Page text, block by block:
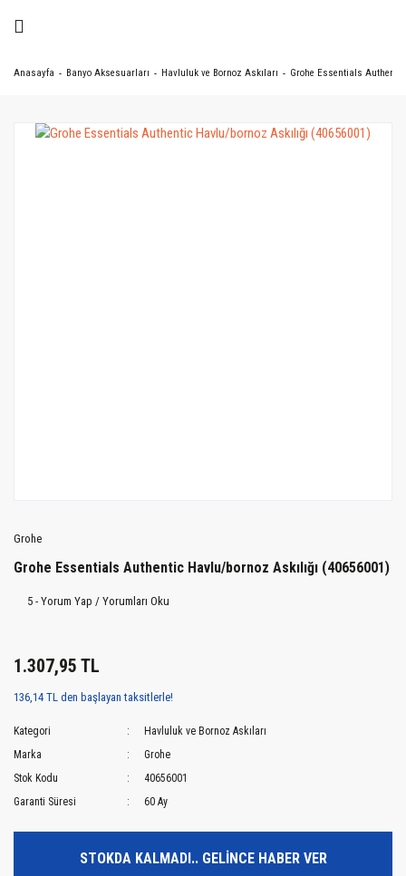
Anasayfa Banyo Aksesuarları Havluluk ve Bornoz Askıları Grohe Essentials Authentic
Grohe
Grohe Essentials Authentic Havlu/bornoz Askılığı (40656001)
5 - Yorum Yap / Yorumları Oku
1.307,95 TL
136,14 TL den başlayan taksitlerle!
Kategori
Havluluk ve Bornoz Askıları
Marka
Grohe
Stok Kodu
40656001
Garanti Süresi
60 Ay
STOKDA KALMADI.. GELİNCE HABER VER